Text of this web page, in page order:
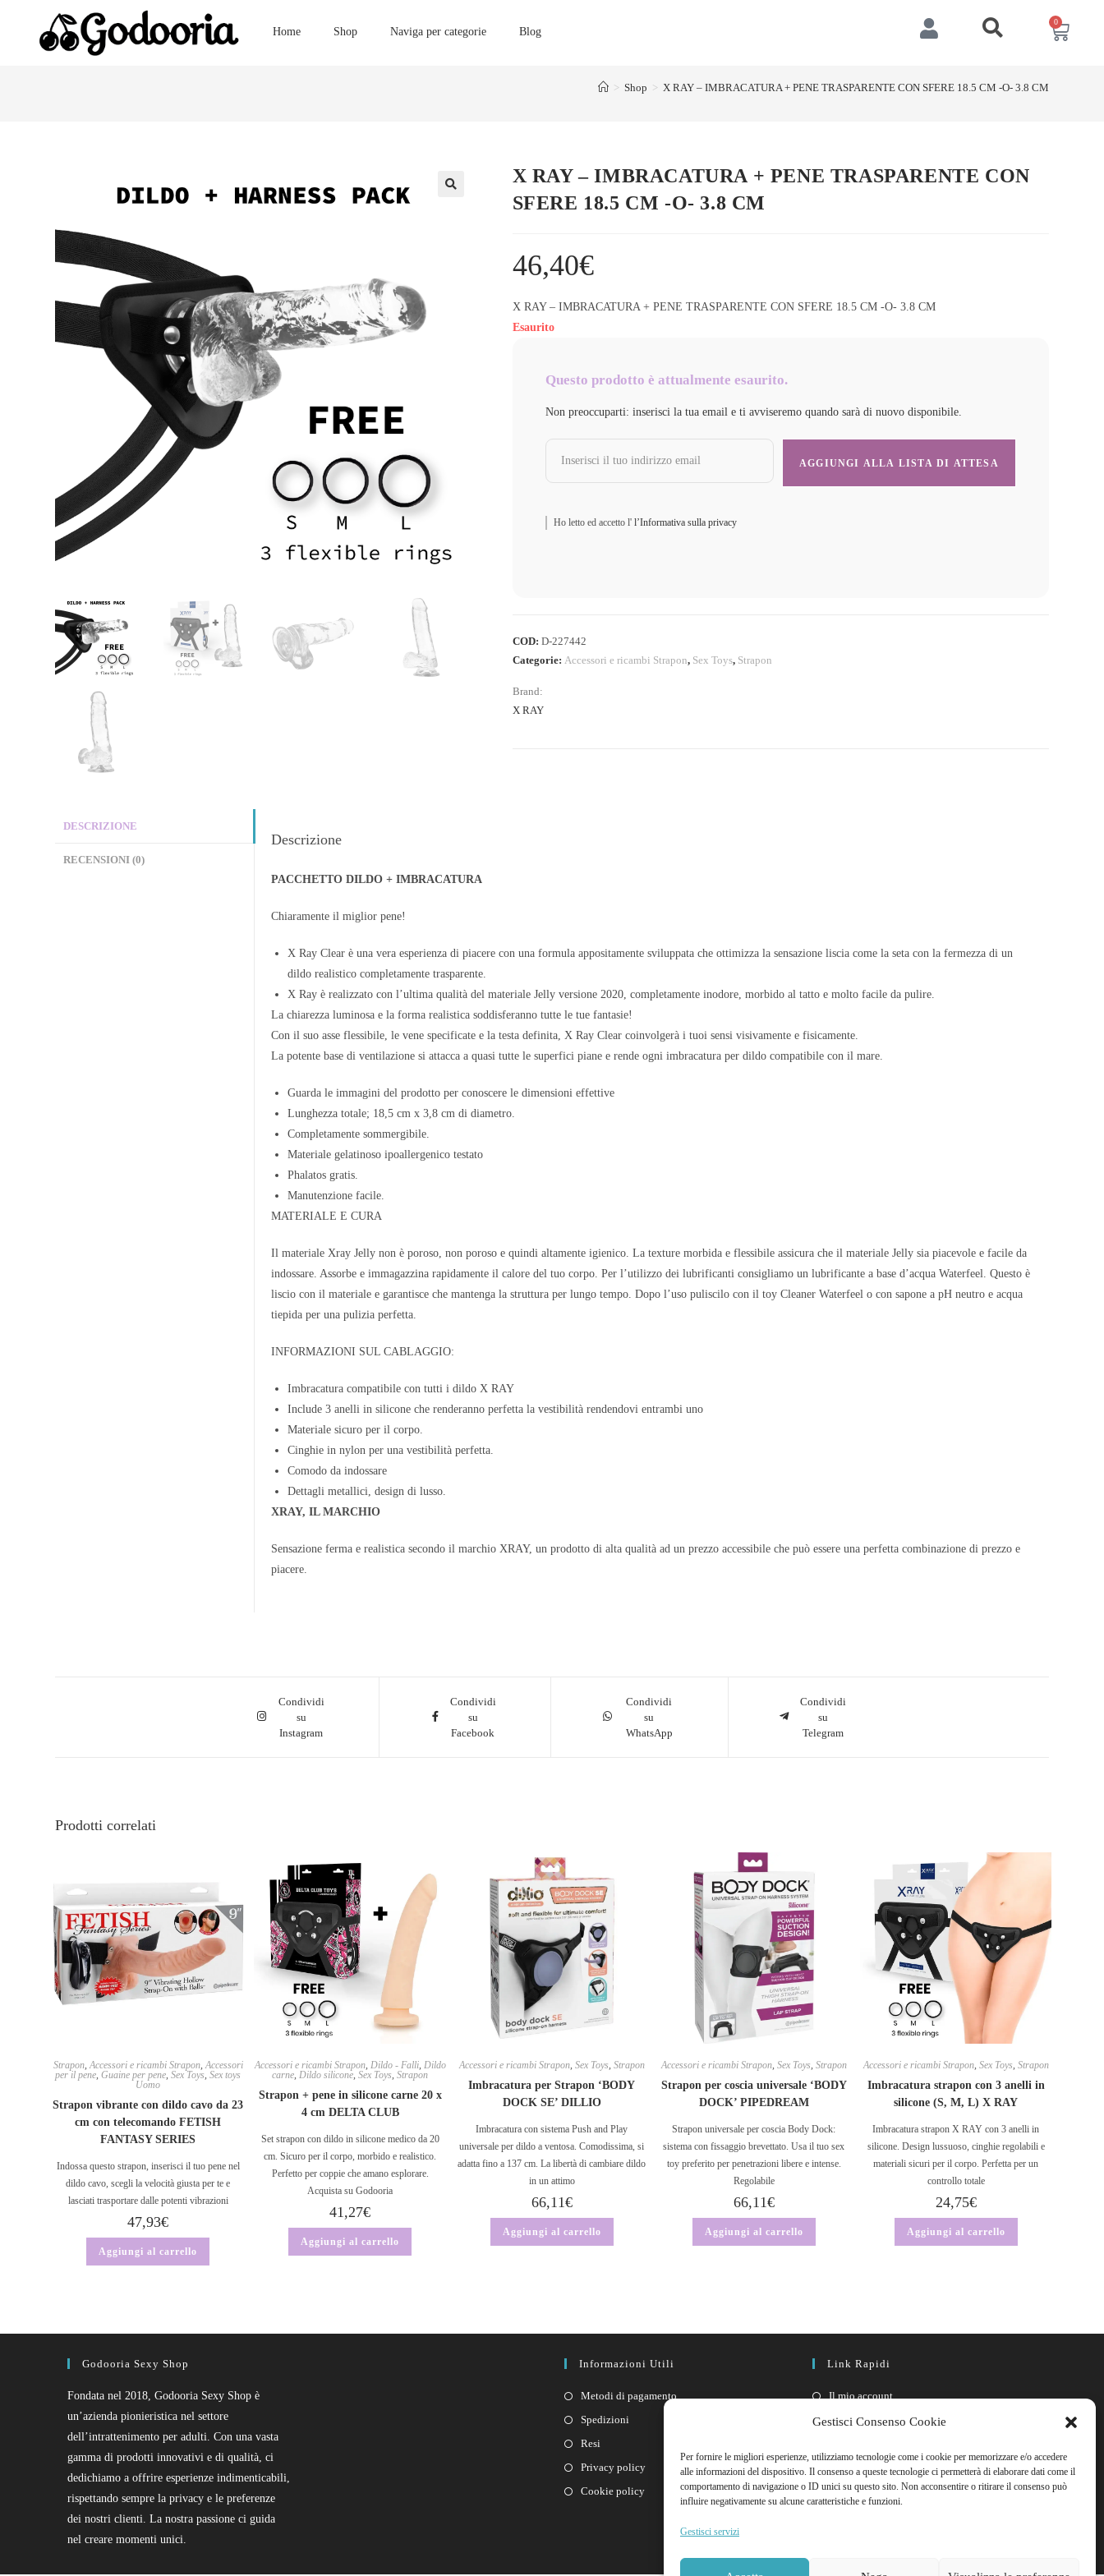
Gestisci Consenso Cookie
Per fornire le migliori esperienze, utilizziamo tecnologie come i cookie per memorizzare e/o accedere
alle informazioni del dispositivo. Il consenso a queste tecnologie ci permetterà di elaborare dati come il
comportamento di navigazione o ID unici su questo sito. Non acconsentire o ritirare il consenso può
influire negativamente su alcune caratteristiche e funzioni.
Gestisci servizi
Home Shop Naviga per categorie Blog
0
> Shop > X RAY – IMBRACATURA + PENE TRASPARENTE CON SFERE 18.5 CM -O- 3.8 CM
X RAY – IMBRACATURA + PENE TRASPARENTE CON
SFERE 18.5 CM -O- 3.8 CM
46,40€
X RAY – IMBRACATURA + PENE TRASPARENTE CON SFERE 18.5 CM -O- 3.8 CM
Esaurito
Questo prodotto è attualmente esaurito.
Non preoccuparti: inserisci la tua email e ti avviseremo quando sarà di nuovo disponibile.
Ho letto ed accetto l'l’Informativa sulla privacy
COD: D-227442
Categorie: Accessori e ricambi Strapon, Sex Toys, Strapon
Brand:
X RAY
DESCRIZIONE
RECENSIONI (0)
Descrizione
PACCHETTO DILDO + IMBRACATURA
Chiaramente il miglior pene!
X Ray Clear è una vera esperienza di piacere con una formula appositamente sviluppata che ottimizza la sensazione liscia come la seta con la fermezza di un
dildo realistico completamente trasparente.
X Ray è realizzato con l’ultima qualità del materiale Jelly versione 2020, completamente inodore, morbido al tatto e molto facile da pulire.
La chiarezza luminosa e la forma realistica soddisferanno tutte le tue fantasie!
Con il suo asse flessibile, le vene specificate e la testa definita, X Ray Clear coinvolgerà i tuoi sensi visivamente e fisicamente.
La potente base di ventilazione si attacca a quasi tutte le superfici piane e rende ogni imbracatura per dildo compatibile con il mare.
Guarda le immagini del prodotto per conoscere le dimensioni effettive
Lunghezza totale; 18,5 cm x 3,8 cm di diametro.
Completamente sommergibile.
Materiale gelatinoso ipoallergenico testato
Phalatos gratis.
Manutenzione facile.
MATERIALE E CURA
Il materiale Xray Jelly non è poroso, non poroso e quindi altamente igienico. La texture morbida e flessibile assicura che il materiale Jelly sia piacevole e facile da
indossare. Assorbe e immagazzina rapidamente il calore del tuo corpo. Per l’utilizzo dei lubrificanti consigliamo un lubrificante a base d’acqua Waterfeel. Questo è
liscio con il materiale e garantisce che mantenga la struttura per lungo tempo. Dopo l’uso puliscilo con il toy Cleaner Waterfeel o con sapone a pH neutro e acqua
tiepida per una pulizia perfetta.
INFORMAZIONI SUL CABLAGGIO:
Imbracatura compatibile con tutti i dildo X RAY
Include 3 anelli in silicone che renderanno perfetta la vestibilità rendendovi entrambi uno
Materiale sicuro per il corpo.
Cinghie in nylon per una vestibilità perfetta.
Comodo da indossare
Dettagli metallici, design di lusso.
XRAY, IL MARCHIO
Sensazione ferma e realistica secondo il marchio XRAY, un prodotto di alta qualità ad un prezzo accessibile che può essere una perfetta combinazione di prezzo e
piacere.
Condividi
su
Instagram
Condividi
su
Facebook
Condividi
su
WhatsApp
Condividi
su
Telegram
Prodotti correlati
Strapon,Accessori e ricambi Strapon,Accessori
per il pene,Guaine per pene,Sex Toys,Sex toys
Uomo
Strapon vibrante con dildo cavo da 23
cm con telecomando FETISH
FANTASY SERIES
Indossa questo strapon, inserisci il tuo pene nel
dildo cavo, scegli la velocità giusta per te e
lasciati trasportare dalle potenti vibrazioni
47,93€
Aggiungi al carrello
Accessori e ricambi Strapon, Dildo - Falli, Dildo
carne,Dildo silicone,Sex Toys,Strapon
Strapon + pene in silicone carne 20 x
4 cm DELTA CLUB
Set strapon con dildo in silicone medico da 20
cm. Sicuro per il corpo, morbido e realistico.
Perfetto per coppie che amano esplorare.
Acquista su Godooria
41,27€
Aggiungi al carrello
Accessori e ricambi Strapon, Sex Toys, Strapon
Imbracatura per Strapon ‘BODY
DOCK SE’ DILLIO
Imbracatura con sistema Push and Play
universale per dildo a ventosa. Comodissima, si
adatta fino a 137 cm. La libertà di cambiare dildo
in un attimo
66,11€
Aggiungi al carrello
Accessori e ricambi Strapon, Sex Toys, Strapon
Strapon per coscia universale ‘BODY
DOCK’ PIPEDREAM
Strapon universale per coscia Body Dock:
sistema con fissaggio brevettato. Usa il tuo sex
toy preferito per penetrazioni libere e intense.
Regolabile
66,11€
Aggiungi al carrello
Accessori e ricambi Strapon, Sex Toys, Strapon
Imbracatura strapon con 3 anelli in
silicone (S, M, L) X RAY
Imbracatura strapon X RAY con 3 anelli in
silicone. Design lussuoso, cinghie regolabili e
materiali sicuri per il corpo. Perfetta per un
controllo totale
24,75€
Aggiungi al carrello
Godooria Sexy Shop
Fondata nel 2018, Godooria Sexy Shop è
un’azienda pionieristica nel settore
dell’intrattenimento per adulti. Con una vasta
gamma di prodotti innovativi e di qualità, ci
dedichiamo a offrire esperienze indimenticabili,
rispettando sempre la privacy e le preferenze
dei nostri clienti. La nostra passione ci guida
nel creare momenti unici.
Informazioni Utili
Metodi di pagamento
Spedizioni
Resi
Privacy policy
Cookie policy
Link Rapidi
Il mio account
FAQ